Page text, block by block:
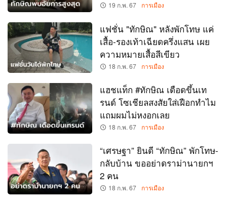
19 ก.พ. 67 การเมือง
แฟชั่น "ทักษิณ" หลังพักโทษ แค่
เสื้อ-รองเท้าเฉียดครึ่งแสน เผย
ความหมายเสื้อสีเขียว
18 ก.พ. 67 การเมือง
แฮชแท็ก #ทักษิณ เดือดขึ้นเท
รนด์ โซเชียลสงสัยใส่เฝือกทำไม
แถมผมไม่หงอกเลย
18 ก.พ. 67 การเมือง
“เศรษฐา” ยินดี “ทักษิณ” พักโทษ-
กลับบ้าน ขออย่าดราม่านายกฯ
2 คน
18 ก.พ. 67 การเมือง